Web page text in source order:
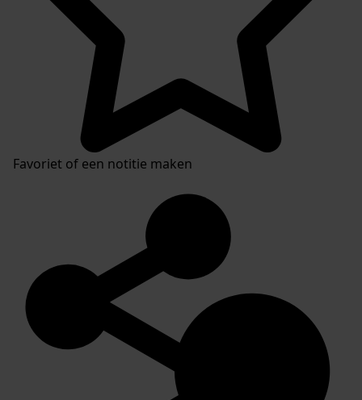
Favoriet of een notitie maken